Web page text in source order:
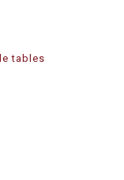
tables